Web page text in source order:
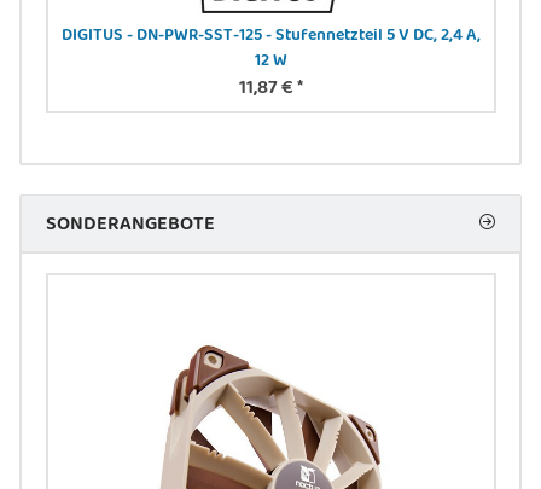
DIGITUS - DN-PWR-SST-125 - Stufennetzteil 5 V DC, 2,4 A,
12 W
11,87 €*
SONDERANGEBOTE